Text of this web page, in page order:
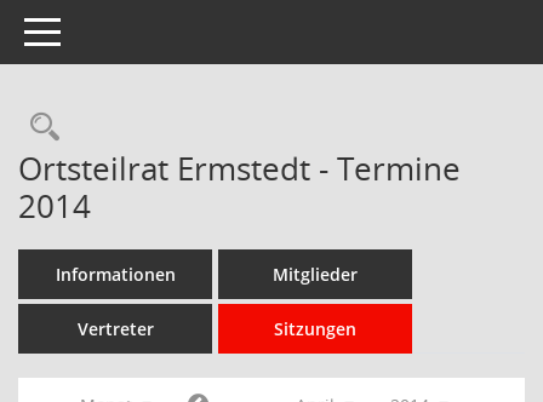
Toggle navigation
Rechercheauswahl
Ortsteilrat Ermstedt - Termine
2014
Informationen Mitglieder
Vertreter Sitzungen